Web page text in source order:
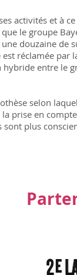
activités et à
le groupe
douzaine de
réclamée par
entre le
selon
prise en
plus